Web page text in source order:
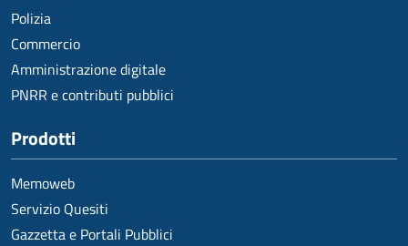
Polizia
Commercio
Amministrazione digitale
PNRR e contributi pubblici
Prodotti
Memoweb
Servizio Quesiti
Gazzetta e Portali Pubblici